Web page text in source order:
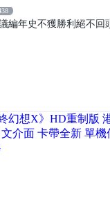
編年史不獲勝利絕不回